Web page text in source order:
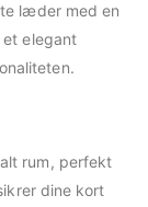
læder med en
elegant
rum, perfekt
dine kort